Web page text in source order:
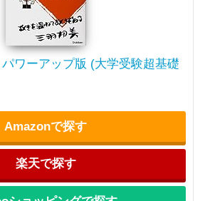
ワーアップ版 (大学受験超基礎
Amazonで探す
楽天で探す